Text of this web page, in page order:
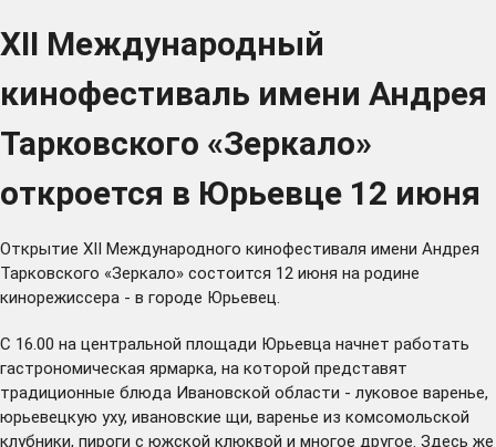
XII Международный
кинофестиваль имени Андрея
Тарковского «Зеркало»
откроется в Юрьевце 12 июня
Открытие XII Международного кинофестиваля имени Андрея
Тарковского «Зеркало» состоится 12 июня на родине
кинорежиссера - в городе Юрьевец.
С 16.00 на центральной площади Юрьевца начнет работать
гастрономическая ярмарка, на которой представят
традиционные блюда Ивановской области - луковое варенье,
юрьевецкую уху, ивановские щи, варенье из комсомольской
клубники, пироги с южской клюквой и многое другое. Здесь же